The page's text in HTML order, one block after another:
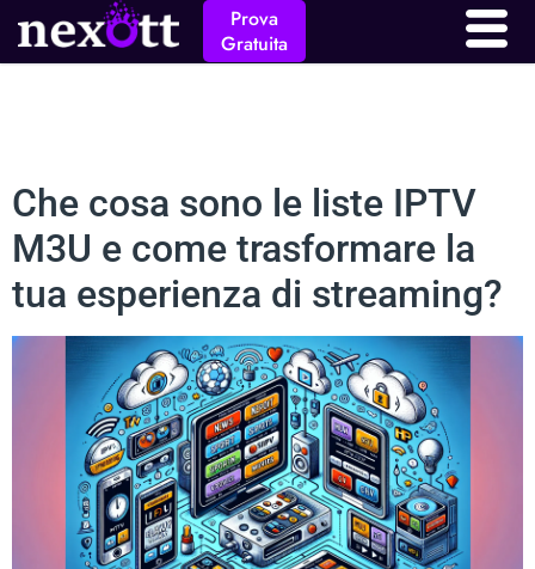
Prova
Gratuita
Che cosa sono le liste IPTV
M3U e come trasformare la
tua esperienza di streaming?